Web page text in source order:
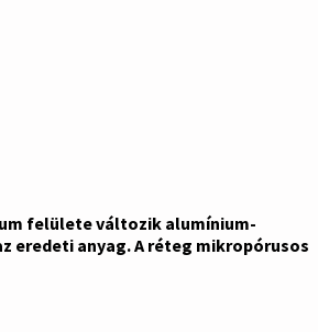
felülete változik alumínium-
eredeti anyag. A réteg mikropórusos